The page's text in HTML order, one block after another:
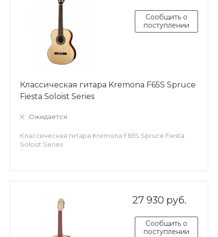
Сообщить о
поступлении
Классическая гитара Kremona F65S Spruce
Fiesta Soloist Series
Ожидается
Классическая гитара Kremona F65S Spruce Fiesta
Soloist Series
27 930 руб.
Сообщить о
поступлении